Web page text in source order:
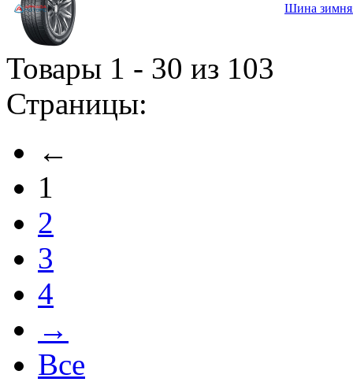
Шина
Товары 1 - 30 из 103
Страницы:
←
1
2
3
4
→
Все